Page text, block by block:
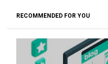
RECOMMENDED FOR YOU